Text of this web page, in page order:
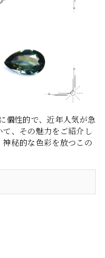
個性的で、近年人気が急
、その魅力をご紹介し
秘的な色彩を放つこの